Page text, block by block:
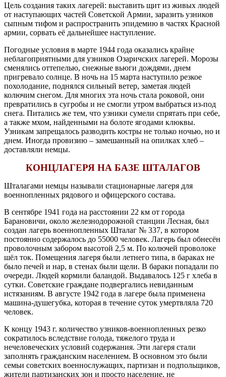
Цель создания таких лагерей: выставить щит из живых людей
от наступающих частей Советской Армии, заразить узников
сыпным тифом и распространить эпидемию в частях Красной
армии, сорвать её дальнейшее наступление.
Погодные условия в марте 1944 года оказались крайне
неблагоприятными для узников Озаричских лагерей. Морозы
сменялись оттепелью, снежные вьюги дождями, днем
пригревало солнце. В ночь на 15 марта наступило резкое
похолодание, поднялся сильный ветер, заметая людей
колючим снегом. Для многих эта ночь стала роковой, они
превратились в сугробы и не смогли утром выбраться из-под
снега. Питались же тем, что узники сумели спрятать при себе,
а также мхом, найденными на болоте ягодами клюквы.
Узникам запрещалось разводить костры не только ночью, но и
днем. Иногда провизию – замешанный на опилках хлеб –
доставляли немцы.
КОНЦЛАГЕРЯ НА БАЗЕ ШТАЛАГОВ
Шталагами немцы называли стационарные лагеря для
военнопленных рядового и офицерского состава.
В сентябре 1941 года на расстоянии 22 км от города
Барановичи, около железнодорожной станции Лесная, был
создан лагерь военнопленных Шталаг № 337, в котором
постоянно содержалось до 55000 человек. Лагерь был обнесён
проволочным забором высотой 2,5 м. По колючей проволоке
шёл ток. Помещения лагеря были летнего типа, в бараках не
было печей и нар, в стенах были щели. В бараки попадали по
очереди. Людей кормили баландой. Выдавалось 125 г хлеба в
сутки. Советские граждане подвергались невиданным
истязаниям. В августе 1942 года в лагере была применена
машина-душегубка, которая в течение суток умертвляла 720
человек.
К концу 1943 г. количество узников-военнопленных резко
сократилось вследствие голода, тяжелого труда и
нечеловеческих условий содержания. Эти лагеря стали
заполнять гражданским населением. В основном это были
семьи советских военнослужащих, партизан и подпольщиков,
жители партизанских зон и просто население, не